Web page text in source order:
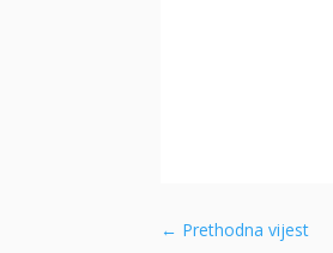
← Prethodna vijest